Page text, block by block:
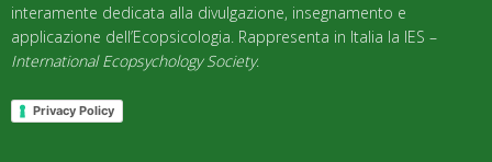
interamente dedicata alla divulgazione, insegnamento e
applicazione dell’Ecopsicologia. Rappresenta in Italia la IES –
International Ecopsychology Society.
Privacy Policy